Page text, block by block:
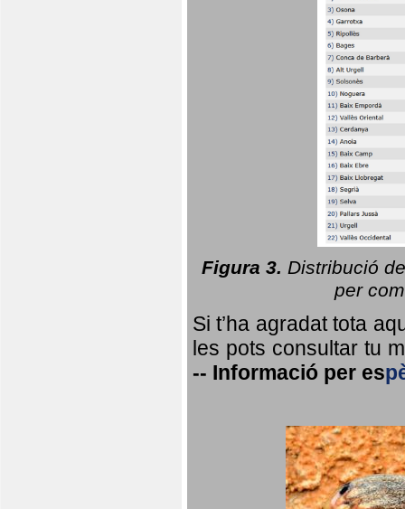
Figura 3. Distribució
per
Si t’ha agradat tota
les pots consultar tu
-- Informació per es